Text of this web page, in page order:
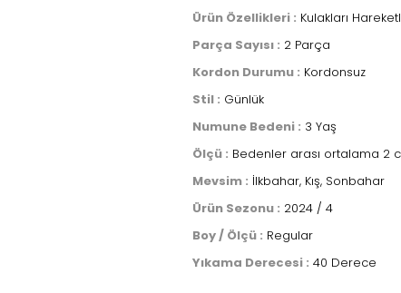
Ürün Özellikleri : Kulakları
Parça Sayısı : 2 Parça
Kordon Durumu : Kordonsuz
Stil : Günlük
Numune Bedeni : 3 Yaş
Ölçü : Bedenler arası ortalama 2
Mevsim : İlkbahar, Kış, Sonbahar
Ürün Sezonu : 2024 / 4
Boy / Ölçü : Regular
Yıkama Derecesi : 40 Derece